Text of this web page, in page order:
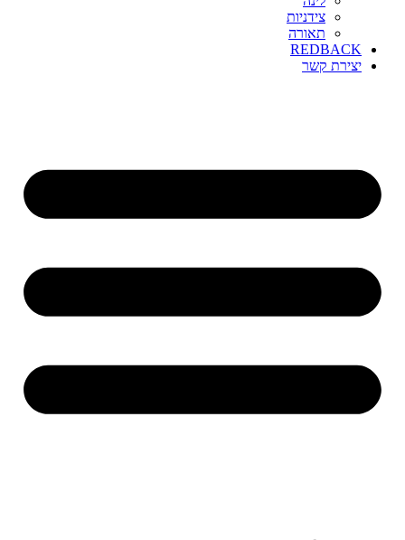
צידניות
תאורה
REDBACK
יצירת קשר